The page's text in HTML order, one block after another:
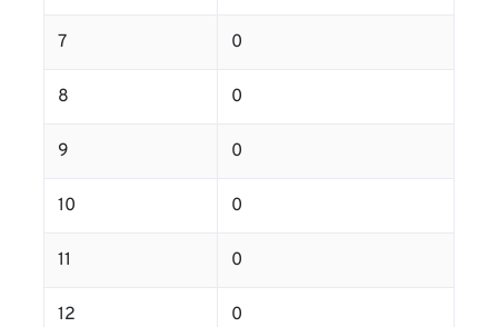
7 0
8 0
9 0
10 0
11 0
12 0